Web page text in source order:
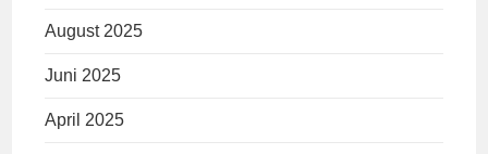
August 2025
Juni 2025
April 2025